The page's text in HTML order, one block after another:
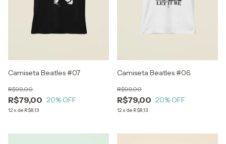
Camiseta Beatles #07
R$79,00
R$99,00
20% OFF
12x de R$8,13
Camiseta Beatles #06
R$79,00
R$99,00
20% OFF
12x de R$8,13